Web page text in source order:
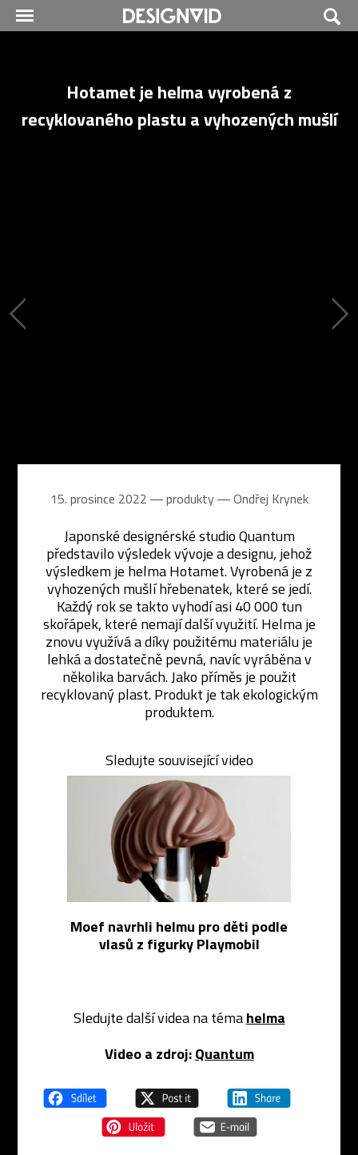
Hotamet je helma vyrobená z
recyklovaného plastu a vyhozených mušlí
15. prosince 2022 ― produkty ―Ondřej Krynek
Japonské designérské studio Quantum
představilo výsledek vývoje a designu, jehož
výsledkem je helma Hotamet. Vyrobená je z
vyhozených mušlí hřebenatek, které se jedí.
Každý rok se takto vyhodí asi 40 000 tun
skořápek, které nemají další využití. Helma je
znovu využívá a díky použitému materiálu je
lehká a dostatečně pevná, navíc vyráběna v
několika barvách. Jako příměs je použit
recyklovaný plast. Produkt je tak ekologickým
produktem.
Sledujte související video
Moef navrhli helmu pro děti podle
vlasů z figurky Playmobil
Sledujte další videa na témahelma
Video a zdroj: Quantum